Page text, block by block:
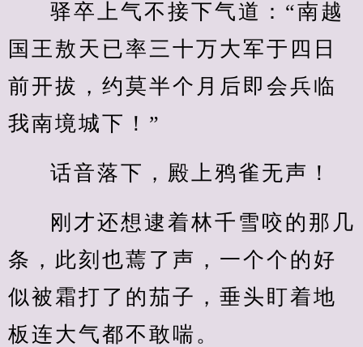
驿卒上气不接下气道：“南越
国王敖天已率三十万大军于四日
前开拔，约莫半个月后即会兵临
我南境城下！”
话音落下，殿上鸦雀无声！
刚才还想逮着林千雪咬的那几
条，此刻也蔫了声，一个个的好
似被霜打了的茄子，垂头盯着地
板连大气都不敢喘。